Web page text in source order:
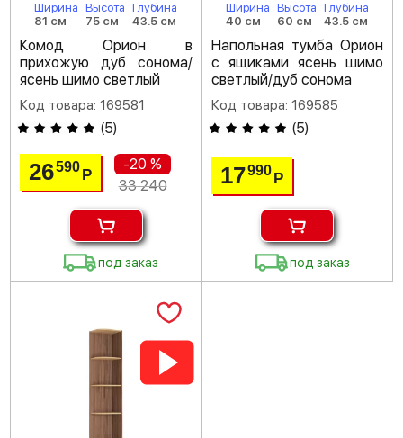
Ширина
81 см
Высота
75 см
Глубина
43.5 см
Комод Орион в
прихожую дуб сонома/
ясень шимо светлый
Код товара: 169581
(5)
26590Р
-20 %
33 240
под заказ
Ширина
40 см
Высота
60 см
Глубина
43.5 см
Напольная тумба Орион
с ящиками ясень шимо
светлый/дуб сонома
Код товара: 169585
(5)
17990 Р
под заказ